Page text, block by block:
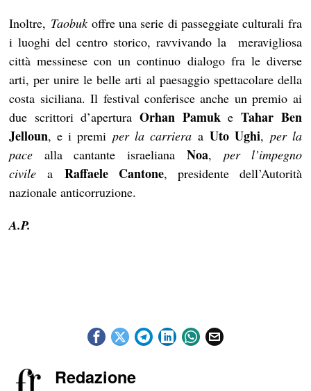
Inoltre, Taobukoffre una serie di passeggiate culturali fra
i luoghi del centro storico, ravvivando la meravigliosa
città messinese con un continuo dialogo fra le diverse
arti, per unire le belle arti al paesaggio spettacolare della
costa siciliana. Il festival conferisce anche un premio ai
due scrittori d’aperturaOrhan PamukeTahar Ben
Jelloun, e i premiper la carriera a Uto Ughi, per la
pacealla cantante israeliana Noa, per l’impegno
civilea Raffaele Cantone, presidente dell’Autorità
nazionale anticorruzione.
A.P.
Redazione